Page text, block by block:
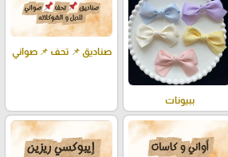
ببيونات
صناديق 📌 تحف 📌 صواني